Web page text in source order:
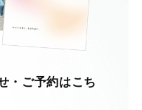
・ご予約はこち